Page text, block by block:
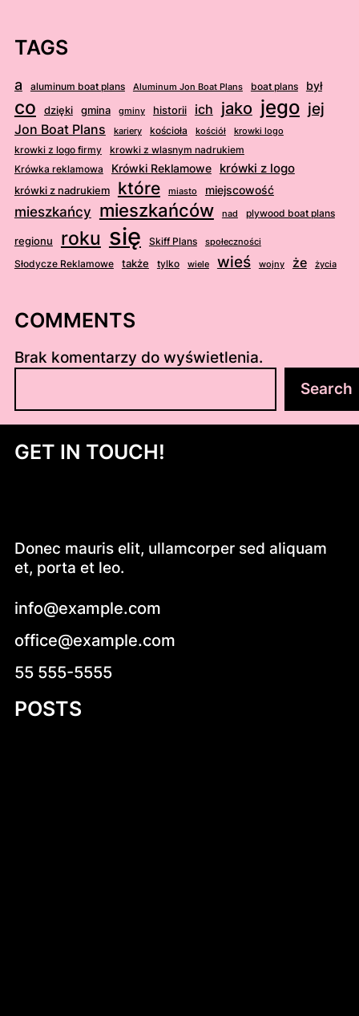
TAGS
a aluminum boat plans Aluminum Jon Boat Plans boat plans był
co dzięki gmina gminy historii ich jako jego jej
Jon Boat Plans kariery kościoła kościół krowki logo
krowki z logo firmy
krowki z wlasnym nadrukiem
Krówka reklamowa
Krówki Reklamowe krówki z logo
krówki z nadrukiem które miasto miejscowość
mieszkańcy mieszkańców nad plywood boat plans
regionu roku się Skiff Plans społeczności
Słodycze Reklamowe także tylko wiele wieś wojny że życia
COMMENTS
Brak komentarzy do wyświetlenia.
u
a
Search
GET IN TOUCH!
Donec mauris elit, ullamcorper sed aliquam
et, porta et leo.
info@example.com
office@example.com
55 555-5555
POSTS